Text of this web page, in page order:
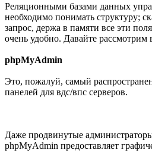
Реляционными базами данных
необходимо понимать структуру;
запрос, держа в памяти все эти
очень удобно. Давайте
phpMyAdmin
Это, пожалуй, самый
панелей для вдс/впс серверов.
Даже продвинутые
phpMyAdmin предоставляет